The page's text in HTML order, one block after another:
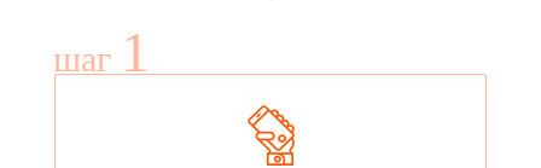
шаг 1